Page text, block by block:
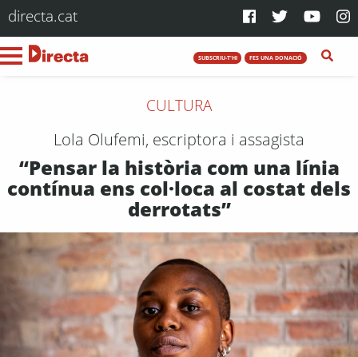
directa.cat
SUBSCRIU-T'HI FES UNA DONACIÓ
CULTURA
Lola Olufemi, escriptora i assagista
“Pensar la història com una línia
contínua ens col·loca al costat dels
derrotats”